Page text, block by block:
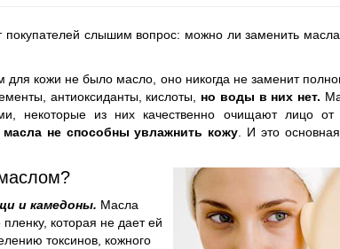
слышим вопрос: можно ли заменить
кожи не было масло, оно никогда не заменит
антиоксиданты, кислоты, но воды в них нет.
некоторые из них качественно очищают лицо от
масла не способны увлажнить кожу . И это
и камедоны. Масла
которая не дает ей
токсинов, кожного